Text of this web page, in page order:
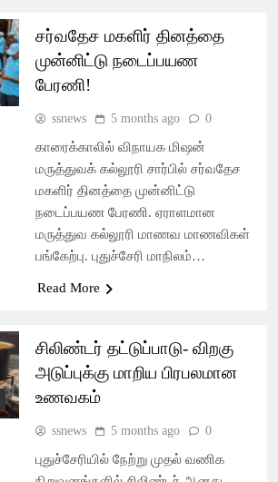
சர்வதேச மகளிர் தினத்தை
முன்னிட்டு நடைப்பயண
பேரணி!
ssnews 5 months ago 0
காரைக்காலில் விநாயக மிஷன்
மருத்துவக் கல்லூரி சார்பில் சர்வதேச
மகளிர் தினத்தை முன்னிட்டு
நடைப்பயண பேரணி. ஏராளமான
மருத்துவ கல்லூரி மாணவ மாணவிகள்
பங்கேற்பு. புதுச்சேரி மாநிலம்…
Read More
சிலிண்டர் தட்டுப்பாடு- விறகு
அடுப்புக்கு மாறிய பிரபலமான
உணவகம்
ssnews 5 months ago 0
புதுச்சேரியில் நேற்று முதல் வணிக